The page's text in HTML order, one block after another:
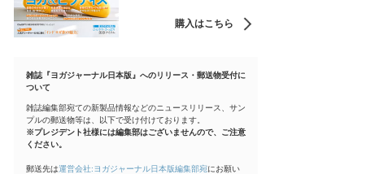
購入はこちら
雑誌『ヨガジャーナル日本版』へのリリース・郵送物受付に
ついて
雑誌編集部宛ての新製品情報などのニュースリリース、サン
プルの郵送物等は、以下で受け付けております。
※プレジデント社様には編集部はございませんので、ご注意
ください。
郵送先は運営会社:ヨガジャーナル日本版編集部宛にお願い